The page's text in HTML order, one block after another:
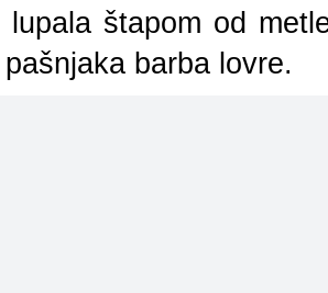
lupala štapom od
barba lovre.